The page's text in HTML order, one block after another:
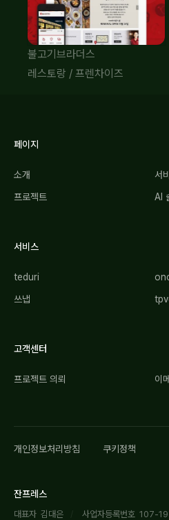
불고기브라더스
레스토랑 / 프렌차이즈
페이지
소개
서
프로젝트
AI
서비스
teduri
쓰냅
고객센터
프로젝트 의뢰 이
개인정보처리방침 쿠키정책
잔프레스
대표자 김대은 사업자등록번호 107-